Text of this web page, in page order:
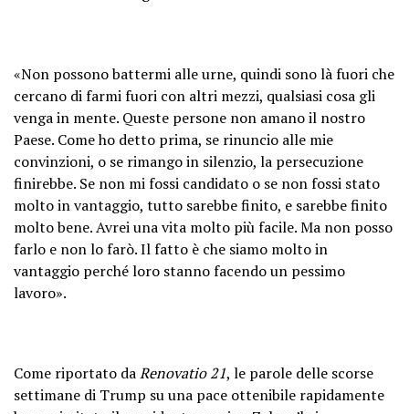
«Non possono battermi alle urne, quindi sono là fuori che
cercano di farmi fuori con altri mezzi, qualsiasi cosa gli
venga in mente. Queste persone non amano il nostro
Paese. Come ho detto prima, se rinuncio alle mie
convinzioni, o se rimango in silenzio, la persecuzione
finirebbe. Se non mi fossi candidato o se non fossi stato
molto in vantaggio, tutto sarebbe finito, e sarebbe finito
molto bene. Avrei una vita molto più facile. Ma non posso
farlo e non lo farò. Il fatto è che siamo molto in
vantaggio perché loro stanno facendo un pessimo
lavoro».
Come riportato daRenovatio 21, le parole delle scorse
settimane di Trump su una pace ottenibile rapidamente